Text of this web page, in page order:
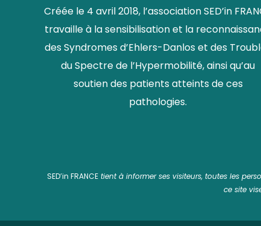
Créée le 4 avril 2018, l’association SED’in
travaille à la sensibilisation et la
des Syndromes d’Ehlers-Danlos et des
du Spectre de l’Hypermobilité, ainsi qu’au
soutien des patients atteints de ces
pathologies.
SED’in FRANCE tient à informer ses visiteurs, toutes les
ce site